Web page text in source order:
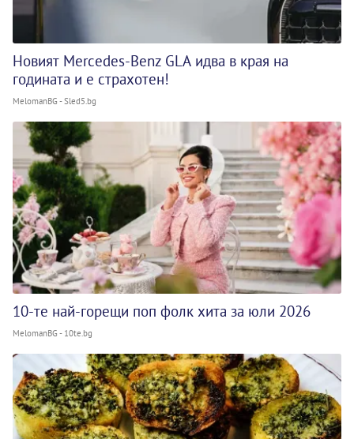
Новият Mercedes-Benz GLA идва в края на
годината и е страхотен!
MelomanBG - Sled5.bg
10-те най-горещи поп фолк хита за юли 2026
MelomanBG - 10te.bg